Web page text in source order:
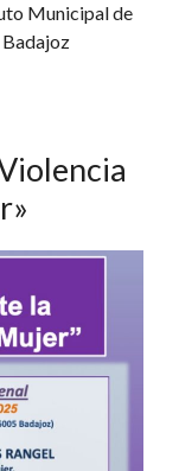
Municipal de
Badajoz